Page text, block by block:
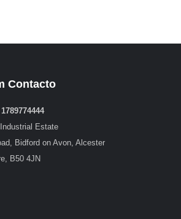
Contacto
Estate
Bidford on Avon, Alcester
B50 4JN